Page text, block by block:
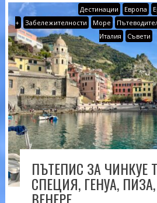
Дестинации Европа
+
Забележителности Море
Италия
Съвети
ПЪТЕПИС ЗА ЧИНКУЕ
СПЕЦИЯ, ГЕНУА,
ВЕНЕРЕ